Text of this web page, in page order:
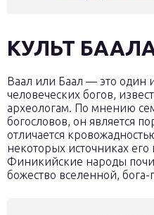
КУЛЬТ
Ваал или Баал — это один
человеческих богов,
археологам. По мнению
богословов, он является
отличается
некоторых источниках
Финикийские народы
божество вселенной, бога-